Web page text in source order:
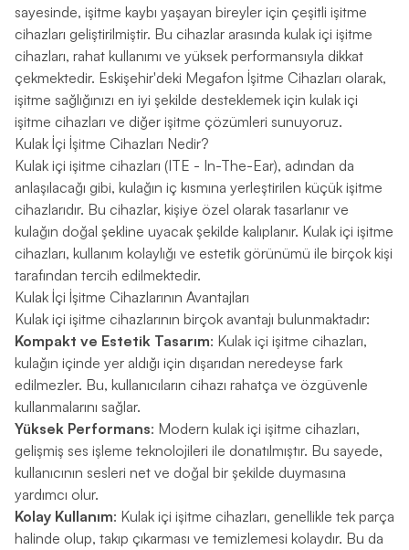
sayesinde, işitme kaybı yaşayan bireyler için çeşitli işitme
cihazları geliştirilmiştir. Bu cihazlar arasında kulak içi işitme
cihazları, rahat kullanımı ve yüksek performansıyla dikkat
çekmektedir. Eskişehir'deki Megafon İşitme Cihazları olarak,
işitme sağlığınızı en iyi şekilde desteklemek için kulak içi
işitme cihazları ve diğer işitme çözümleri sunuyoruz.
Kulak İçi İşitme Cihazları Nedir?
Kulak içi işitme cihazları (ITE - In-The-Ear), adından da
anlaşılacağı gibi, kulağın iç kısmına yerleştirilen küçük işitme
cihazlarıdır. Bu cihazlar, kişiye özel olarak tasarlanır ve
kulağın doğal şekline uyacak şekilde kalıplanır. Kulak içi işitme
cihazları, kullanım kolaylığı ve estetik görünümü ile birçok kişi
tarafından tercih edilmektedir.
Kulak İçi İşitme Cihazlarının Avantajları
Kulak içi işitme cihazlarının birçok avantajı bulunmaktadır:
Kompakt ve Estetik Tasarım: Kulak içi işitme cihazları,
kulağın içinde yer aldığı için dışarıdan neredeyse fark
edilmezler. Bu, kullanıcıların cihazı rahatça ve özgüvenle
kullanmalarını sağlar.
Yüksek Performans: Modern kulak içi işitme cihazları,
gelişmiş ses işleme teknolojileri ile donatılmıştır. Bu sayede,
kullanıcının sesleri net ve doğal bir şekilde duymasına
yardımcı olur.
Kolay Kullanım: Kulak içi işitme cihazları, genellikle tek parça
halinde olup, takıp çıkarması ve temizlemesi kolaydır. Bu da